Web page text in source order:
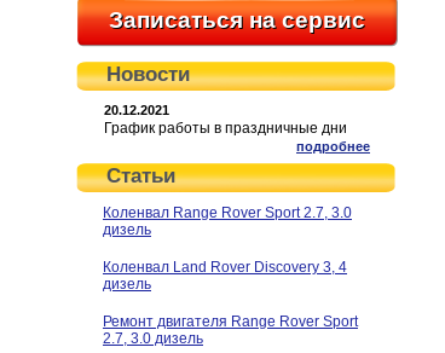
Записаться на сервис
Новости
20.12.2021
График работы в праздничные дни
подробнее
Статьи
Коленвал Range Rover Sport 2.7, 3.0
дизель
Коленвал Land Rover Discovery 3, 4
дизель
Ремонт двигателя Range Rover Sport
2.7, 3.0 дизель